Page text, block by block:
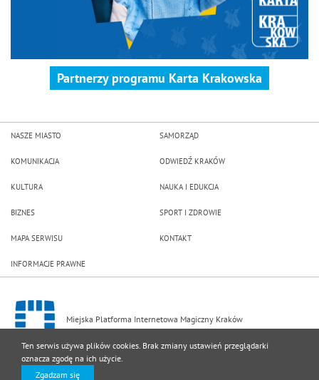
Partnerzy programu Karta Krakowska
NASZE MIASTO SAMORZĄD
KOMUNIKACJA ODWIEDŹ KRAKÓW
KULTURA NAUKA I EDUKCJA
BIZNES SPORT I ZDROWIE
MAPA SERWISU KONTAKT
INFORMACJE PRAWNE
Miejska Platforma Internetowa Magiczny Kraków
Ten serwis używa plików cookies. Brak zmiany ustawień przeglądarki
oznacza zgodę na ich użycie.
Zgadzam się